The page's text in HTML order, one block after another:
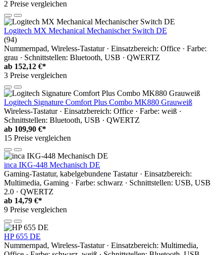
2 Preise vergleichen
Logitech MX Mechanical Mechanischer Switch DE
(94)
Nummernpad, Wireless-Tastatur · Einsatzbereich: Office · Farbe:
grau · Schnittstellen: Bluetooth, USB · QWERTZ
ab 152,12 €*
3 Preise vergleichen
Logitech Signature Comfort Plus Combo MK880 Grauweiß
Wireless-Tastatur · Einsatzbereich: Office · Farbe: weiß ·
Schnittstellen: Bluetooth, USB · QWERTZ
ab 109,90 €*
15 Preise vergleichen
inca IKG-448 Mechanisch DE
Gaming-Tastatur, kabelgebundene Tastatur · Einsatzbereich:
Multimedia, Gaming · Farbe: schwarz · Schnittstellen: USB, USB
2.0 · QWERTZ
ab 14,79 €*
9 Preise vergleichen
HP 655 DE
Nummernpad, Wireless-Tastatur · Einsatzbereich: Multimedia,